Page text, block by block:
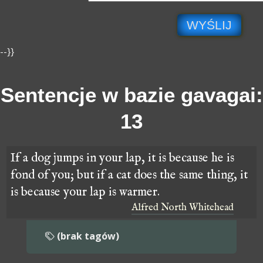
WYŚLIJ
--}}
Sentencje w bazie gavagai:
13
If a dog jumps in your lap, it is because he is
fond of you; but if a cat does the same thing, it
is because your lap is warmer.
Alfred North Whitehead
(brak tagów)